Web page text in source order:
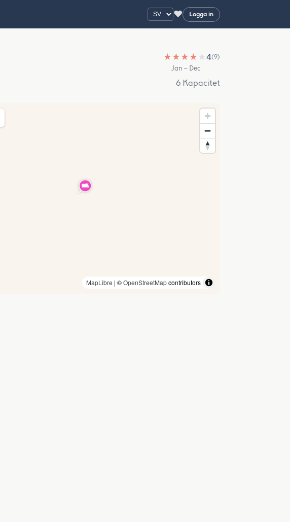
♥ Logga in
★ ★ ★ ★ ★4(9)
Jan – Dec
6 Kapacitet
MapLibre | ©OpenStreetMapcontributors